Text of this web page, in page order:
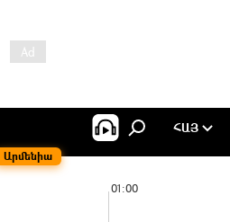
Արմենիա
ՀԱՅ
01:00